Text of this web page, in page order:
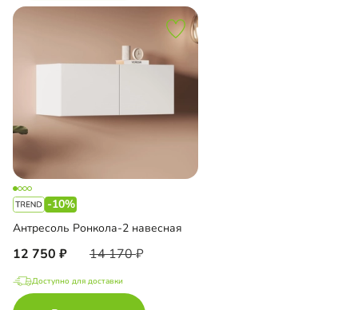
-10%
Антресоль Ронкола-2 навесная
12 750 14 170
Доступно для доставки